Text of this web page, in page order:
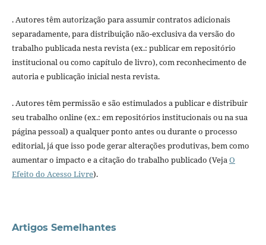
. Autores têm autorização para assumir contratos adicionais
separadamente, para distribuição não-exclusiva da versão do
trabalho publicada nesta revista (ex.: publicar em repositório
institucional ou como capítulo de livro), com reconhecimento de
autoria e publicação inicial nesta revista.
. Autores têm permissão e são estimulados a publicar e distribuir
seu trabalho online (ex.: em repositórios institucionais ou na sua
página pessoal) a qualquer ponto antes ou durante o processo
editorial, já que isso pode gerar alterações produtivas, bem como
aumentar o impacto e a citação do trabalho publicado (Veja O
Efeito do Acesso Livre).
Artigos Semelhantes